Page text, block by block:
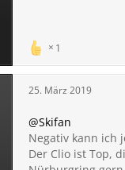
1
25. März 2019
@Skifan
Negativ kann ich
Der Clio ist Top,